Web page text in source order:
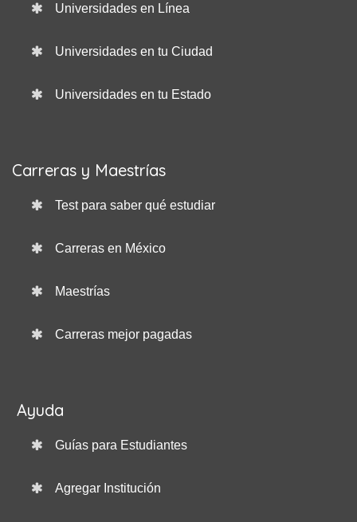
Universidades en Línea
Universidades en tu Ciudad
Universidades en tu Estado
Carreras y Maestrías
Test para saber qué estudiar
Carreras en México
Maestrías
Carreras mejor pagadas
Ayuda
Guías para Estudiantes
Agregar Institución